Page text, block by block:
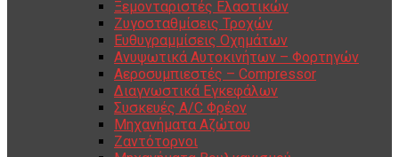
Ξεμονταριστές Ελαστικών
Ζυγοσταθμίσεις Τροχών
Ευθυγραμμίσεις Οχημάτων
Ανυψωτικά Αυτοκινήτων – Φορτηγών
Αεροσυμπιεστές – Compressor
Διαγνωστικά Εγκεφάλων
Συσκευές A/C Φρέον
Μηχανήματα Αζώτου
Ζαντότορνοι